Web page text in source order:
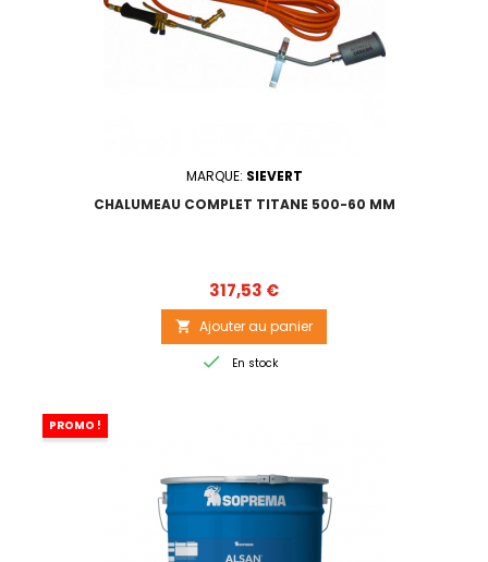
MARQUE: SIEVERT
CHALUMEAU COMPLET TITANE 500-60 MM
Prix
317,53 €
 Ajouter au panier
 En stock
PROMO !